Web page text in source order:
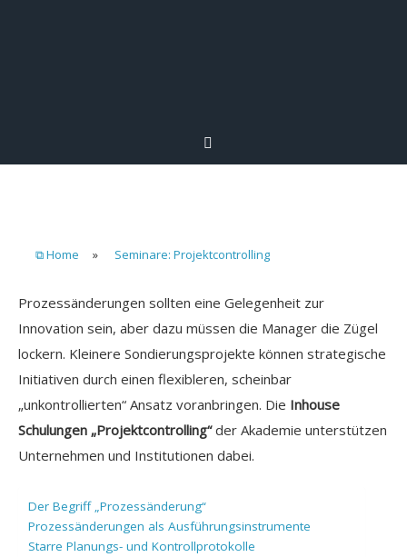
⧉ Home » Seminare: Projektcontrolling
Prozessänderungen sollten eine Gelegenheit zur
Innovation sein, aber dazu müssen die Manager die Zügel
lockern. Kleinere Sondierungsprojekte können strategische
Initiativen durch einen flexibleren, scheinbar
„unkontrollierten“ Ansatz voranbringen. Die Inhouse
Schulungen „Projektcontrolling“der Akademie unterstützen
Unternehmen und Institutionen dabei.
Der Begriff „Prozessänderung“
Prozessänderungen als Ausführungsinstrumente
Starre Planungs- und Kontrollprotokolle